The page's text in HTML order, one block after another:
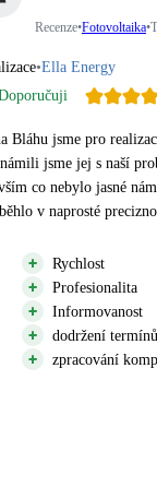
Recenze•Fotovoltaika•
•Ella Energy
Bláhu jsme pro
jsme jej s naší
co nebylo jasné
v naprosté
Rychlost
Profesionalita
Informovanost
dodržení termínů
zpracování